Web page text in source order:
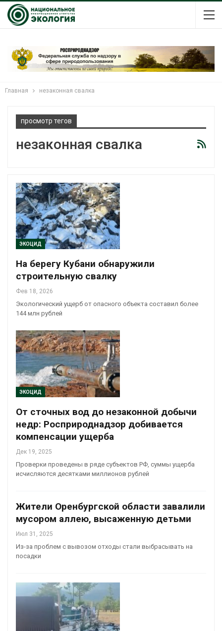
Главная незаконная свалка
просмотр тегов
незаконная свалка
ЭКОЦИД
На берегу Кубани обнаружили
строительную свалку
Фев 18, 2026
Экологический ущерб от опасного объекта составил более
144 млн рублей
ЭКОЦИД
От сточных вод до незаконной добычи
недр: Росприроднадзор добивается
компенсации ущерба
Дек 19, 2025
Проверки проведены в ряде субъектов РФ, суммы ущерба
исчисляются десятками миллионов рублей
Жители Оренбургской области завалили
мусором аллею, высаженную детьми
Июл 31, 2025
Из-за проблем с вывозом отходы стали выбрасывать на
посадки